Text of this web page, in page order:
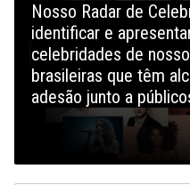
Nosso Radar de
identificar e
celebridades de
brasileiras que têm
adesão junto a